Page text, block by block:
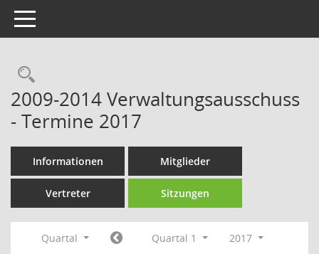
Toggle navigation
Rechercheauswahl
2009-2014 Verwaltungsausschuss
- Termine 2017
Informationen Mitglieder
Vertreter Sitzungen
Quartal Quartal 1
2017